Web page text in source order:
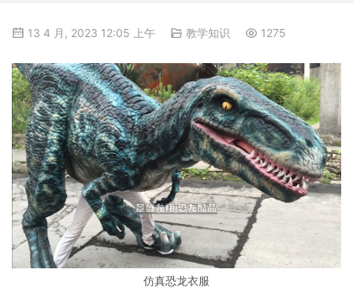
13 4 月, 2023 12:05 上午 教学知识 1275
仿真恐龙衣服